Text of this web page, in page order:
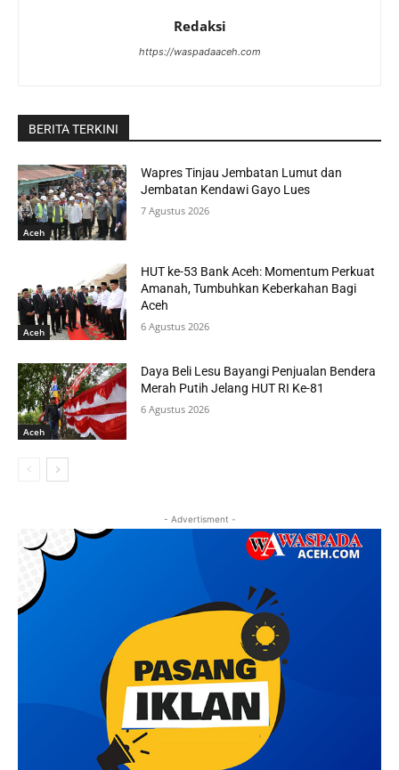
Redaksi
https://waspadaaceh.com
BERITA TERKINI
Aceh
Wapres Tinjau Jembatan Lumut dan
Jembatan Kendawi Gayo Lues
7 Agustus 2026
Aceh
HUT ke-53 Bank Aceh: Momentum Perkuat
Amanah, Tumbuhkan Keberkahan Bagi
Aceh
6 Agustus 2026
Aceh
Daya Beli Lesu Bayangi Penjualan Bendera
Merah Putih Jelang HUT RI Ke-81
6 Agustus 2026
- Advertisment -